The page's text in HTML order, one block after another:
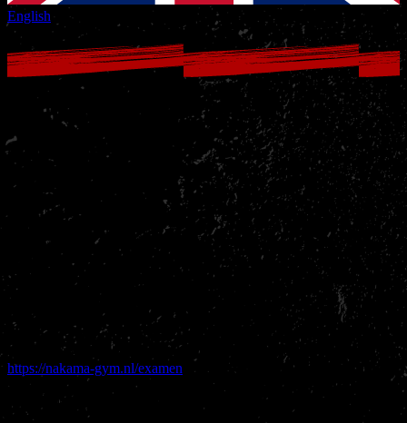
English
Zomerrooster & Examens
Gepubliceerd op juni 4 2022
Beste Nakama's,
Hierbij een mail met onder andere informatie over de examens voor
de jeugd (judo en kickboksen) en het zomerrooster van aankomende
zomervakantie! Wij willen jullie allen vragen deze mail goed door te
Kickboks examen 1 juli 17:30 tm 18:30 in de Sypel
Judo examen 2 juli 09:00 tm 09:45 in de dojo
Voor het
Kickboks examen
willen wij je vragen je in te schrijven
via de volgende link zodat wij een diploma kunnen uitschrijven:
https://nakama-gym.nl/examen . Dit examen wordt gehouden in de
Sypel, wij willen jullie vragen een ongeveer tien minuten van
tevoren aanwezig te zijn. Publiek is meer dan welkom!